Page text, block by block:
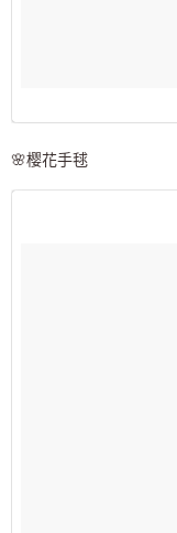
🌸樱花手毬